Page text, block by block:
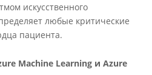
искусственного
любые критические
пациента.
Machine Learning и Azure